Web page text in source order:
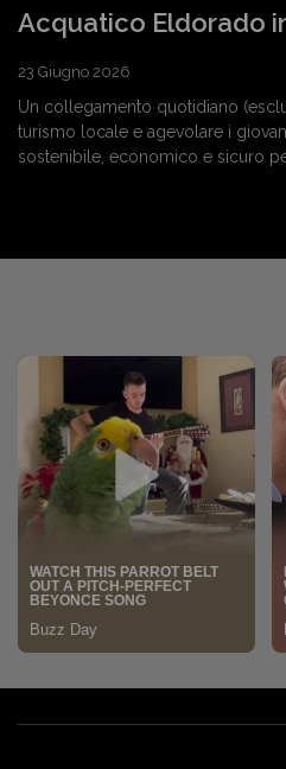
Acquatico Eldorado
23 Giugno 2026
Un collegamento quotidiano
turismo locale e agevolare i
sostenibile, economico e sicuro